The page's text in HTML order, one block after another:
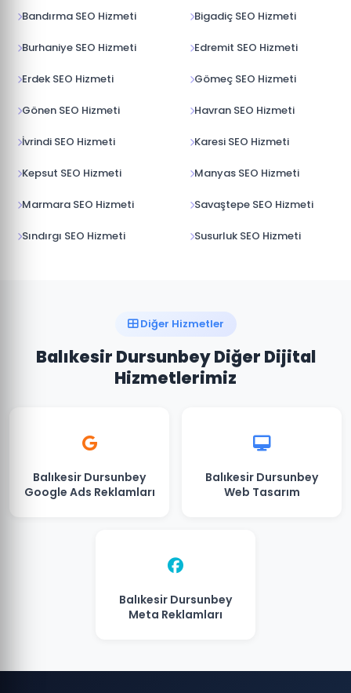
Bandırma SEO Hizmeti Bigadiç SEO Hizmeti
Burhaniye SEO Hizmeti Edremit SEO Hizmeti
Erdek SEO Hizmeti Gömeç SEO Hizmeti
Gönen SEO Hizmeti Havran SEO Hizmeti
İvrindi SEO Hizmeti Karesi SEO Hizmeti
Kepsut SEO Hizmeti Manyas SEO Hizmeti
Marmara SEO Hizmeti Savaştepe SEO Hizmeti
Sındırgı SEO Hizmeti Susurluk SEO Hizmeti
Diğer Hizmetler
Balıkesir Dursunbey Diğer Dijital
Hizmetlerimiz
Balıkesir Dursunbey
Google Ads Reklamları
Balıkesir Dursunbey
Web Tasarım
Balıkesir Dursunbey
Meta Reklamları